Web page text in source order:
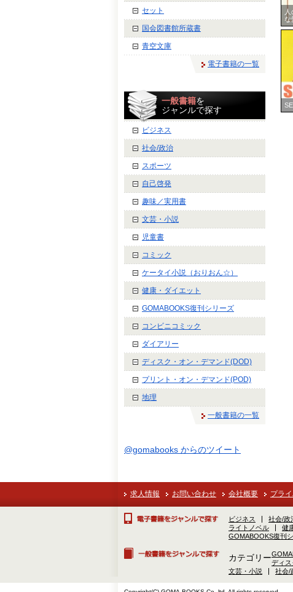
セット
国会図書館所蔵書
青空文庫
電子書籍の一覧
一般書籍を
ジャンルで探す
ビジネス
社会/政治
スポーツ
自己啓発
趣味／実用書
文芸・小説
児童書
コミック
ケータイ小説（おりおん☆）
健康・ダイエット
GOMABOOKS復刊シリーズ
コンビニコミック
ダイアリー
ディスク・オン・デマンド(DOD)
プリント・オン・デマンド(POD)
地理
一般書籍の一覧
@gomabooks からのツイート
な
求人情報 お問い合わせ 会社概要 プラ
ビジネス 社会/政
ライトノベル
健
GOMABOOKS復刊
カテゴリーディ
文芸・小説
社会/